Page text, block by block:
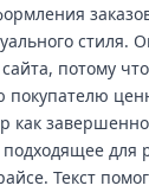
стиля.
потому
как
для
Текст